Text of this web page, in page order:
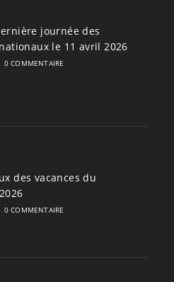
journée des
le 11 avril 2026
0 COMMENTAIRE
des vacances du
0 COMMENTAIRE